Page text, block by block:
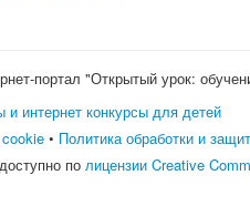
портал "Открытый урок:
интернет конкурсы для детей
• Политика обработки и
полицензии Creative